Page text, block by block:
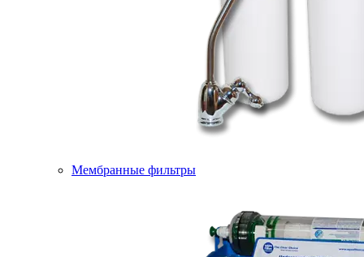
Мембранные фильтры